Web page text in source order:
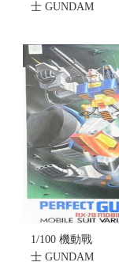
士 GUNDAM
NO.026 FA-
78-1
GUNDAM
FULLARMOR
TYPE(不挑
盒況)(售完缺
貨...
售價:0
1/100 機動戰
士 GUNDAM